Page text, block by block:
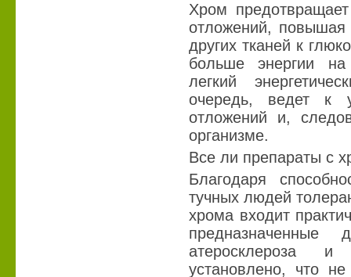
Хром
отложений, повышая
других тканей к
больше энергии
легкий
очередь, ведет к
отложений и,
организме.
Все ли препараты с
Благодаря
тучных людей
хрома входит
предназначенные
атеросклероза
установлено, что